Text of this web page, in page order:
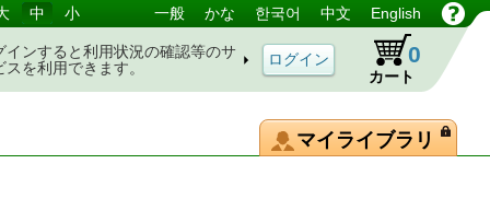
中 小 一般 かな 한국어 中文 English
インすると利用状況の確認等のサ
スを利用できます。
カート
0
マイライブラリ